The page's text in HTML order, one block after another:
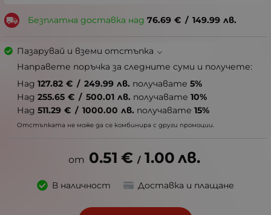
Безплатна доставка над 76.69 € / 149.99 лв.
Пазарувай и вземи отстъпка
Направете поръчка за следните суми и получете:
Над 127.82 € / 249.99 лв. получавате 5%
Над 255.65 € / 500.01 лв. получавате 10%
Над 511.29 € / 1000.00 лв. получавате 15%
Отстъпката не може да се комбинира с други промоции.
0.51 € / 1.00 лв.
В наличност Доставка и плащане